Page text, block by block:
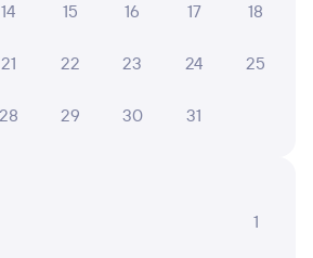
14 15 16 17 18
21 22 23 24 25
28 29 30 31
1